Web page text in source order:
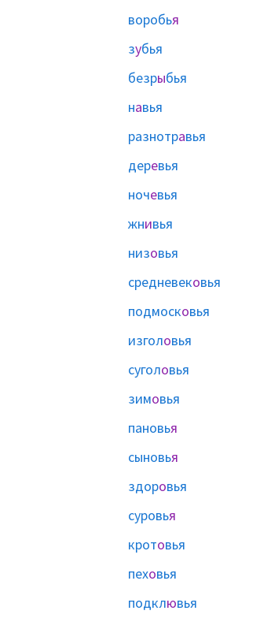
воробья
зубья
безрыбья
навья
разнотравья
деревья
ночевья
жнивья
низовья
средневековья
подмосковья
изголовья
суголовья
зимовья
пановья
сыновья
здоровья
суровья
кротовья
пеховья
подклювья